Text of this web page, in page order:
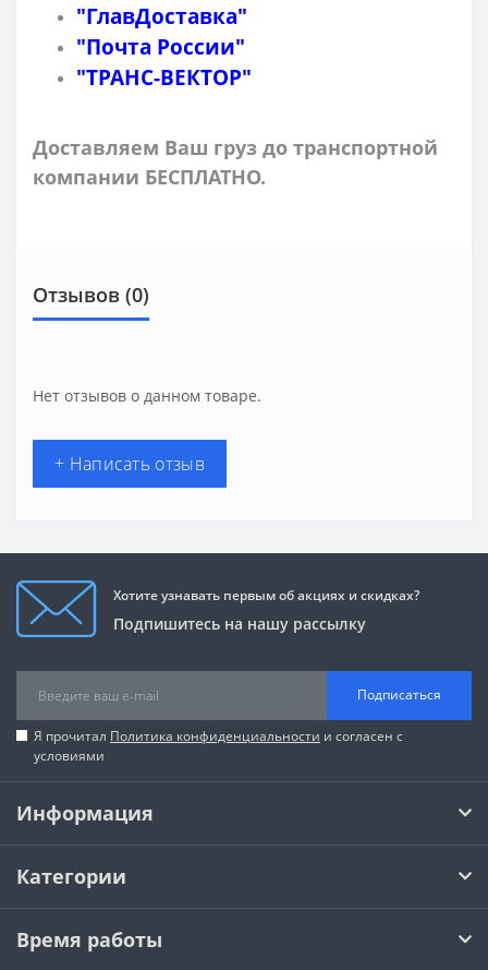
"ГлавДоставка"
"Почта России"
"ТРАНС-ВЕКТОР"
Доставляем Ваш груз до транспортной
компании БЕСПЛАТНО.
Отзывов (0)
Нет отзывов о данном товаре.
+ Написать отзыв
Хотите узнавать первым об акциях и скидках?
Подпишитесь на нашу рассылку
Подписаться
Я прочитал Политика конфиденциальности и согласен с
условиями
Информация
Категории
Время работы